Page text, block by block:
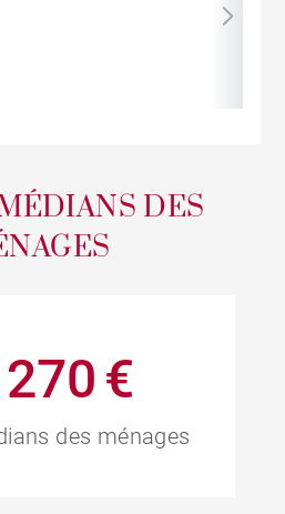
DES
€
des ménages